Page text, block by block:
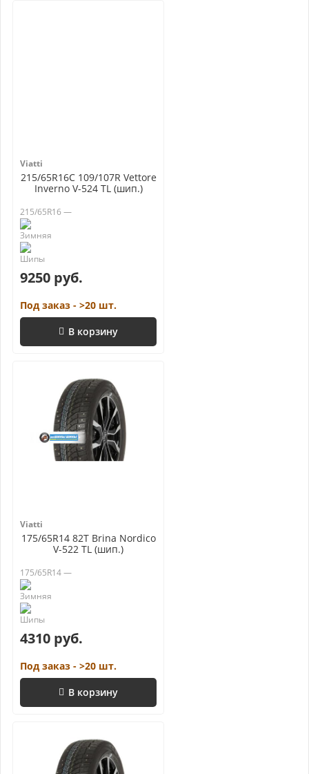
Viatti
215/65R16C 109/107R Vettore
Inverno V-524 TL (шип.)
215/65R16 —
9250 руб.
Под заказ - >20 шт.
В корзину
Viatti
175/65R14 82T Brina Nordico
V-522 TL (шип.)
175/65R14 —
4310 руб.
Под заказ - >20 шт.
В корзину